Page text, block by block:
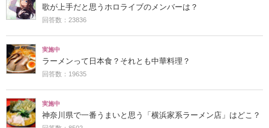
歌が上手だと思うホロライブのメンバーは？
回答数：23836
実施中
ラーメンって日本食？それとも中華料理？
回答数：19635
実施中
神奈川県で一番うまいと思う「横浜家系ラーメン店」はどこ？